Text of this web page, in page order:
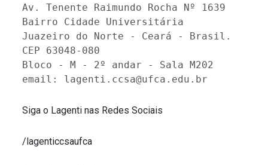
Av. Tenente Raimundo Rocha Nº 1639
Bairro Cidade Universitária
Juazeiro do Norte - Ceará - Brasil.
CEP 63048-080
Bloco - M - 2º andar - Sala M202
email: lagenti.ccsa@ufca.edu.br
Siga o Lagenti nas Redes Sociais
/lagenticcsaufca